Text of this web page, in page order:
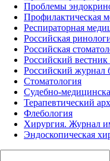
Проблемы
Профилактическая
Респираторная
Российская
Российская
Российский вестник
Российский журнал
Стоматология
Судебно-
Терапевтический
Флебология
Хирургия. Журнал
Эндоскопическая